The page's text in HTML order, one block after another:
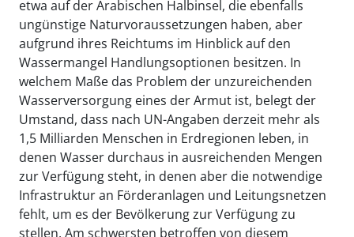
etwa auf der Arabischen Halbinsel, die ebenfalls
ungünstige Naturvoraussetzungen haben, aber
aufgrund ihres Reichtums im Hinblick auf den
Wassermangel Handlungsoptionen besitzen. In
welchem Maße das Problem der unzureichenden
Wasserversorgung eines der Armut ist, belegt der
Umstand, dass nach UN-Angaben derzeit mehr als
1,5 Milliarden Menschen in Erdregionen leben, in
denen Wasser durchaus in ausreichenden Mengen
zur Verfügung steht, in denen aber die notwendige
Infrastruktur an Förderanlagen und Leitungsnetzen
fehlt, um es der Bevölkerung zur Verfügung zu
stellen. Am schwersten betroffen von diesem